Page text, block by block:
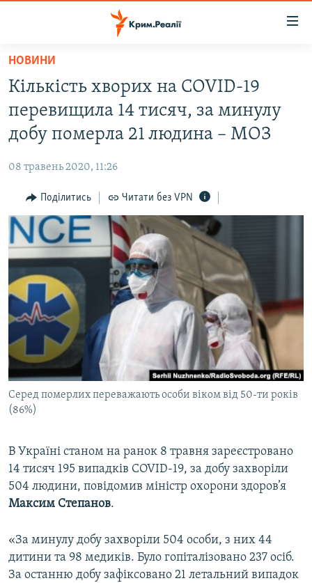
Перейти
основного
матеріалу
Перейти
до
основної
навігації
Перейти
до
пошуку
ВІДЕО ТА ФОТО
БЛОГИ
ПОГЛЯД
ІНТЕРВ'Ю
ВСЕ ЗА ДЕНЬ
СПЕЦПРОЕКТИ
ДЕПОРТАЦІЯ
ВІДЕОУРОКИ «ELIFBE»
СВІДЧЕННЯ ОКУПАЦІЇ
УКРАЇНСЬКА ПРОБЛЕМА КРИМУ
ІНФОГРАФІКА
ЯК ОБІЙТИ БЛОКУВАННЯ
Русский
Qırımtatar
ДОЛУЧАЙСЯ!
Усі сайти RFE/RL
НОВИНИ
Кількість хворих на COVID-19
перевищила 14 тисяч, за минулу
добу померла 21 людина – МОЗ
08 травень 2020, 11:26
Поділитись Читати без VPN
Серед померлих переважають особи віком від 50-ти років
(86%)
В Україні станом на ранок 8 травня зареєстровано
14 тисяч 195 випадків COVID-19, за добу захворіли
504 людини, повідомив міністр охорони здоров’я
Максим Степанов.
«За минулу добу захворіли 504 особи, з них 44
дитини та 98 медиків. Було гопіталізовано 237 осіб.
За останню добу зафіксовано 21 летальний випадок